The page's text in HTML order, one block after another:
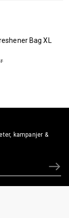
Bag XL
kampanjer &